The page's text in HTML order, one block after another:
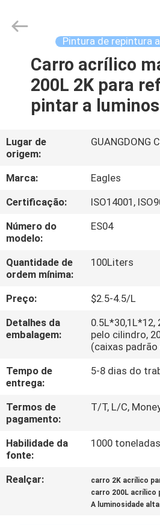
CASA
PRODUTOS
SOBRE
NÓS
EXCURSÃO
DA
FÁBRICA
CONTROLE
DA
QUALIDADE
CONTACTE-
NOS
NOTÍCIA
PEÇA
UMAS
Co.,Ltd..
Pintura de repintura
Carro acrílico
200L 2K para
pintar a
Lugar de
origem:
GUANGDONG
Marca:
Eagles
Certificação:
ISO14001,
Número do
modelo:
ES04
Quantidade de
ordem mínima:
100Liters
Preço:
$2.5-4.5/L
Detalhes da
embalagem:
0.5L*30,1L*12,
pelo cilindro,
(caixas
Tempo de
entrega:
5-8 dias do
Termos de
pagamento:
T/T, L/C,
Habilidade da
fonte:
1000
Realçar: carro 2K acrílico
carro 200L acrílico
A luminosidade